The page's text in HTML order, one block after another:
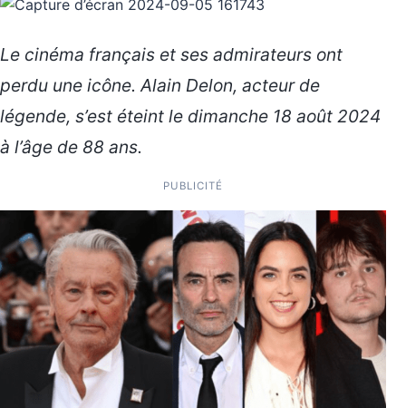
Le cinéma français et ses admirateurs ont
perdu une icône. Alain Delon, acteur de
légende, s’est éteint le dimanche 18 août 2024
à l’âge de 88 ans.
PUBLICITÉ